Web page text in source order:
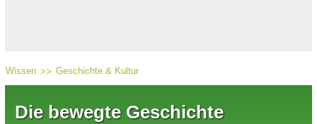
Wissen Geschichte & Kultur
Die bewegte Geschichte